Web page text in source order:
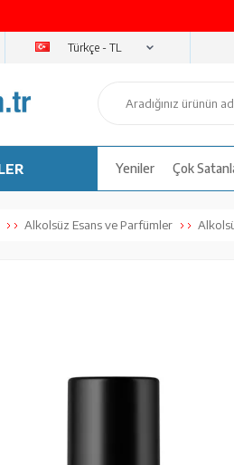
Türkçe - TL
Yeniler Çok
Alkolsüz Esans ve Parfümler